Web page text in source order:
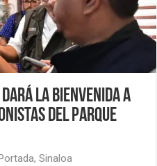
la bienvenida a
del Parque
,Sinaloa